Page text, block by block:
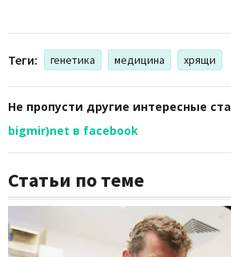
Теги: генетика медицина хрящи
Не пропусти другие интересные
bigmir)net в facebook
Статьи по теме